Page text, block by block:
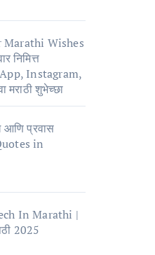
Marathi Wishes
निमित्त
Instagram,
मराठी शुभेच्छा
आणि प्रवास
in
In Marathi |
2025